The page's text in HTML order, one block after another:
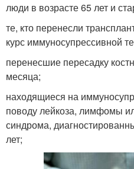
люди в возрасте 65 лет и
те, кто перенесли
курс иммуносупрессивной
перенесшие пересадку
месяца;
находящиеся на
поводу лейкоза, лимфомы
синдрома,
лет;